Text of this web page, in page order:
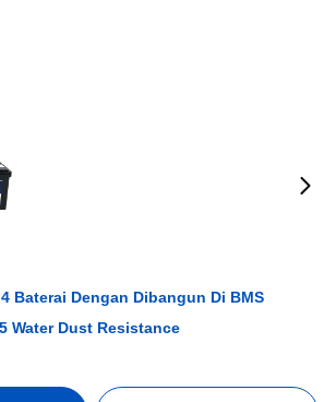
Baterai Dengan Dibangun Di BMS
Water Dust Resistance